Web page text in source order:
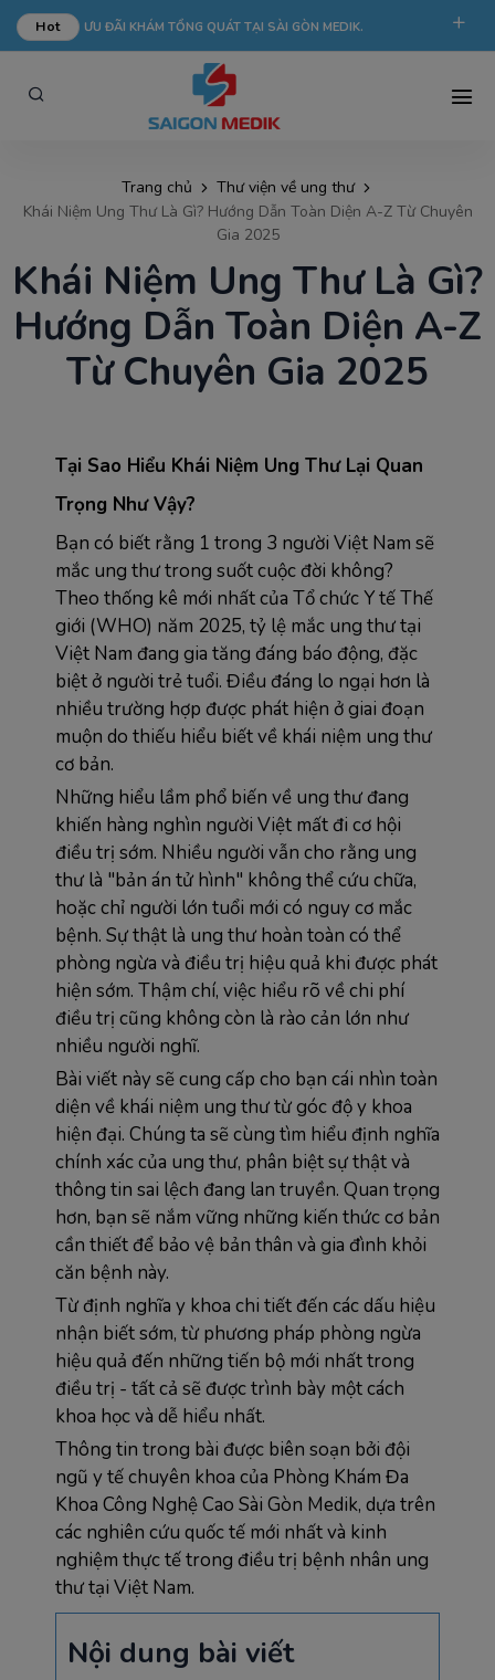
Hot ƯU ĐÃI KHÁM TỔNG QUÁT TẠI SÀI GÒN MEDIK.
phongkham@saigonmedik.com
Trang chủ
Thư viện về ung thư
Khái Niệm Ung Thư Là Gì? Hướng Dẫn Toàn Diện A-Z Từ Chuyên
Gia 2025
Khái Niệm Ung Thư Là Gì?
Hướng Dẫn Toàn Diện A-Z
Từ Chuyên Gia 2025
Tại Sao Hiểu Khái Niệm Ung Thư Lại Quan
Trọng Như Vậy?
Bạn có biết rằng 1 trong 3 người Việt Nam sẽ
mắc ung thư trong suốt cuộc đời không?
Theo thống kê mới nhất của Tổ chức Y tế Thế
giới (WHO) năm 2025, tỷ lệ mắc ung thư tại
Việt Nam đang gia tăng đáng báo động, đặc
biệt ở người trẻ tuổi. Điều đáng lo ngại hơn là
nhiều trường hợp được phát hiện ở giai đoạn
muộn do thiếu hiểu biết về khái niệm ung thư
cơ bản.
Những hiểu lầm phổ biến về ung thư đang
khiến hàng nghìn người Việt mất đi cơ hội
điều trị sớm. Nhiều người vẫn cho rằng ung
thư là "bản án tử hình" không thể cứu chữa,
hoặc chỉ người lớn tuổi mới có nguy cơ mắc
bệnh. Sự thật là ung thư hoàn toàn có thể
phòng ngừa và điều trị hiệu quả khi được phát
hiện sớm. Thậm chí, việc hiểu rõ về chi phí
điều trị cũng không còn là rào cản lớn như
nhiều người nghĩ.
Bài viết này sẽ cung cấp cho bạn cái nhìn toàn
diện về khái niệm ung thư từ góc độ y khoa
hiện đại. Chúng ta sẽ cùng tìm hiểu định nghĩa
chính xác của ung thư, phân biệt sự thật và
thông tin sai lệch đang lan truyền. Quan trọng
hơn, bạn sẽ nắm vững những kiến thức cơ bản
cần thiết để bảo vệ bản thân và gia đình khỏi
căn bệnh này.
Từ định nghĩa y khoa chi tiết đến các dấu hiệu
nhận biết sớm, từ phương pháp phòng ngừa
hiệu quả đến những tiến bộ mới nhất trong
điều trị - tất cả sẽ được trình bày một cách
khoa học và dễ hiểu nhất.
Thông tin trong bài được biên soạn bởi đội
ngũ y tế chuyên khoa của Phòng Khám Đa
Khoa Công Nghệ Cao Sài Gòn Medik, dựa trên
các nghiên cứu quốc tế mới nhất và kinh
nghiệm thực tế trong điều trị bệnh nhân ung
thư tại Việt Nam.
Nội dung bài viết